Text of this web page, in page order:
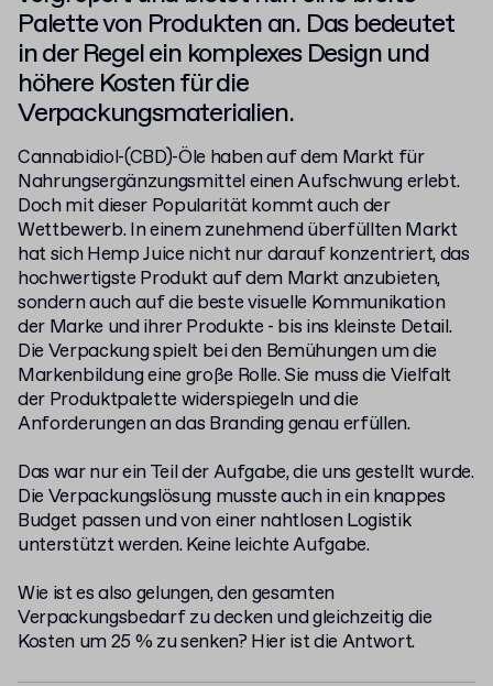
Palette von Produkten an. Das bedeutet
in der Regel ein komplexes Design und
höhere Kosten für die
Verpackungsmaterialien.
Cannabidiol-(CBD)-Öle haben auf dem Markt für
Nahrungsergänzungsmittel einen Aufschwung erlebt.
Doch mit dieser Popularität kommt auch der
Wettbewerb. In einem zunehmend überfüllten Markt
hat sich Hemp Juice nicht nur darauf konzentriert, das
hochwertigste Produkt auf dem Markt anzubieten,
sondern auch auf die beste visuelle Kommunikation
der Marke und ihrer Produkte - bis ins kleinste Detail.
Die Verpackung spielt bei den Bemühungen um die
Markenbildung eine große Rolle. Sie muss die Vielfalt
der Produktpalette widerspiegeln und die
Anforderungen an das Branding genau erfüllen.
Das war nur ein Teil der Aufgabe, die uns gestellt wurde.
Die Verpackungslösung musste auch in ein knappes
Budget passen und von einer nahtlosen Logistik
unterstützt werden. Keine leichte Aufgabe.
Wie ist es also gelungen, den gesamten
Verpackungsbedarf zu decken und gleichzeitig die
Kosten um 25 % zu senken? Hier ist die Antwort.